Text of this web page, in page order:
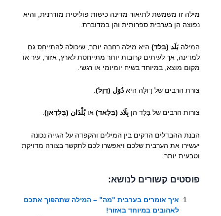
מילה זו משמשת לתיאור מדינה כישות פוליטית מודרנית, והיא
נפוצה הן בערבית ספרותית והן במדוברת.
המילהبَلَد (בַּלַד)היא מילה רחבה יותר, שיכולה להתייחס גם
למדינה, אך לעיתים קרובות יותר מתייחסת לארץ, אזור, עיר או
מקום מוצא, במיוחד בשיח יומיומי או רגשי.
צורת הרבים של דַוְלָה היא دُوَل (דֻוַל).
צורות הרבים של בַּלַד הן بِلَاد (בִּלַאד)אוبُلْدَان (בֻּלְדַאן).
הבנת ההבדלים הדקים בין המילים והקפדה על הגייה נכונה
יעשירו את הערבית שלכם ויאפשרו לכם לתקשר בצורה מדויקת
וטבעית יותר.
פוסטים קשורים לנושא:
איך אומרים בערבית "מה" – המילה שתהפוך אתכם
לאהובים במיוחד באזור!